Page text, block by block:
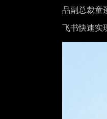
品副总裁童
飞书快速实